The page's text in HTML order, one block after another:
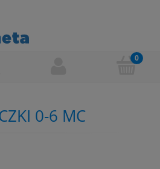
0-6 MC